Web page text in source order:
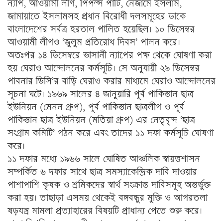
ন্যাপ, আওয়ামী লীগ, পিপল্স পার্টি, নেজামে ইসলাম,
জামায়াতে ইসলামসহ প্রধান বিরোধী দলসমূহের ডাকে
বাংলাদেশের সর্বত্র হরতাল পালিত হয়েছিল। ১০ ডিসেম্বর
আওয়ামী লীগও ‘জুলুম প্রতিরোধ দিবস’ পালন করে।
অতঃপর ১৪ ডিসেম্বরে ভাসানী ন্যাপের পক্ষ থেকে ঘোষণা করা
হয় ঘেরাও আন্দোলনের কর্মসূচি। সে অনুযায়ী ২৯ ডিসেম্বর
পাবনার ডিসি’র বাড়ি ঘেরাও করার মাধ্যমে ঘেরাও আন্দোলনের
সূচনা ঘটে। ১৯৬৯ সালের ৪ জানুয়ারি পূর্ব পাকিস্তান ছাত্র
ইউনিয়ন (মেনন গ্রুপ), পূর্ব পাকিস্তান ছাত্রলীগ ও পূর্ব
পাকিস্তান ছাত্র ইউনিয়ন (মতিয়া গ্রুপ) এর নেতৃবৃন্দ ‘ছাত্র
সংগ্রাম কমিটি’ গঠন করে এবং তাদের ১১ দফা কর্মসূচি ঘোষণা
করে।
১১ দফার মধ্যে ১৯৬৬ সালে ঘোষিত আঞ্চলিক স্বায়ত্তশাসন
সম্পর্কিত ৬ দফার সাথে ছাত্র সমস্যাকেন্দ্রিক দাবি দাওয়ার
পাশাপাশি কৃষক ও শ্রমিকদের স্বার্থ সংক্রান্ত দাবিসমূহ অন্তর্ভুক্ত
করা হয়। তাছাড়া এসময় থেকেই বঙ্গবন্ধুর মুক্তি ও আগরতলা
ষড়যন্ত্র মামলা প্রত্যাহারের বিষয়টি প্রাধান্য পেতে শুরু করে।